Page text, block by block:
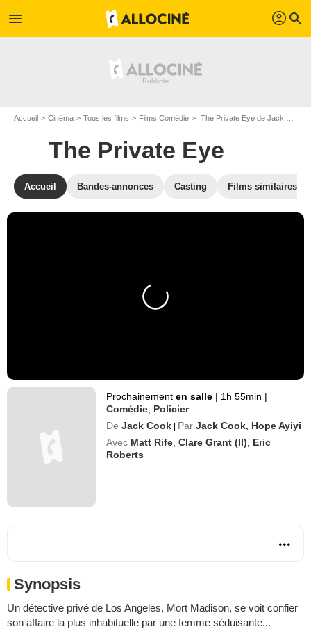
menu profil search
Accueil Cinéma Tous les films Films Comédie The Private Eye de Jack Cook
The Private Eye
Accueil Bandes-annonces Casting Films similaires
Prochainementen salle | 1h 55min |
Comédie Policier
De Jack Cook | Par Jack Cook Hope Ayiyi
Avec Matt Rife ,Clare Grant (II)
Eric
Roberts
Synopsis
Un détective privé de Los Angeles, Mort Madison, se voit confier
son affaire la plus inhabituelle par une femme séduisante...